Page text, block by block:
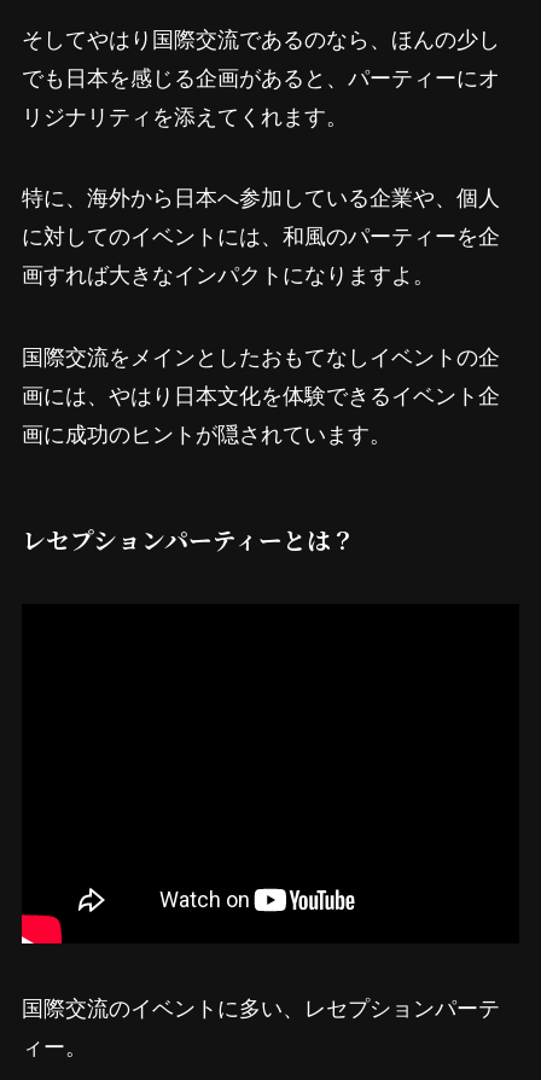
そしてやはり国際交流であるのなら、ほんの少し
でも日本を感じる企画があると、パーティーにオ
リジナリティを添えてくれます。
特に、海外から日本へ参加している企業や、個人
に対してのイベントには、和風のパーティーを企
画すれば大きなインパクトになりますよ。
国際交流をメインとしたおもてなしイベントの企
画には、やはり日本文化を体験できるイベント企
画に成功のヒントが隠されています。
レセプションパーティーとは？
国際交流のイベントに多い、レセプションパーテ
ィー。